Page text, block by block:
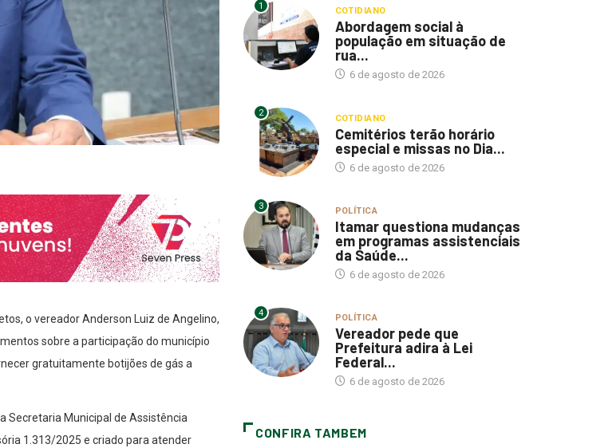
o vereador Anderson Luiz de Angelino,
sobre a participação do município
gratuitamente botijões de gás a
Secretaria Municipal de Assistência
1.313/2025 e criado para atender
1 COTIDIANO
Abordagem social à
população em situação de
rua...
6 de agosto de 2026
2 COTIDIANO
Cemitérios terão horário
especial e missas no Dia...
6 de agosto de 2026
3 POLÍTICA
Itamar questiona mudanças
em programas assistenciais
da Saúde...
6 de agosto de 2026
4 POLÍTICA
Vereador pede que
Prefeitura adira à Lei
Federal...
6 de agosto de 2026
CONFIRA TAMBEM